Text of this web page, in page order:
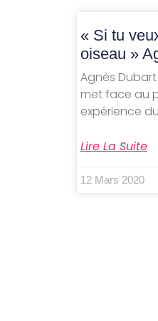
« Si tu
oiseau »
Agnès
met face au
expérience
Lire La Suite
12 Mars 2020